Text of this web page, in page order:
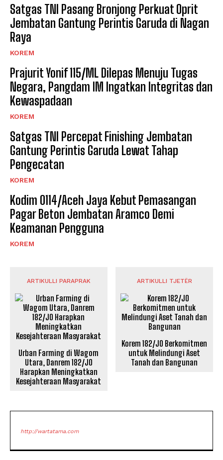
Satgas TNI Pasang Bronjong Perkuat Oprit
Jembatan Gantung Perintis Garuda di Nagan
Raya
KOREM
Prajurit Yonif 115/ML Dilepas Menuju Tugas
Negara, Pangdam IM Ingatkan Integritas dan
Kewaspadaan
KOREM
Satgas TNI Percepat Finishing Jembatan
Gantung Perintis Garuda Lewat Tahap
Pengecatan
KOREM
Kodim 0114/Aceh Jaya Kebut Pemasangan
Pagar Beton Jembatan Aramco Demi
Keamanan Pengguna
KOREM
ARTIKULLI PARAPRAK
Urban Farming di Wagom
Utara, Danrem 182/JO
Harapkan Meningkatkan
Kesejahteraan Masyarakat
ARTIKULLI TJETËR
Korem 182/JO Berkomitmen
untuk Melindungi Aset
Tanah dan Bangunan
http://wartatama.com